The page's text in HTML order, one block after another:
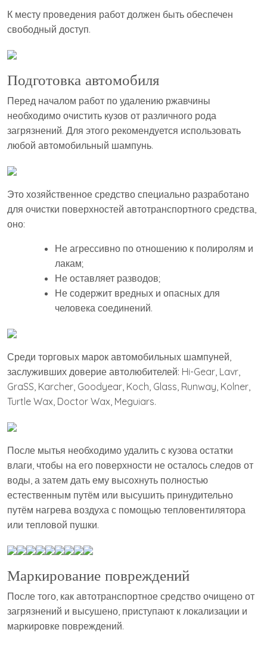
К месту проведения работ должен быть обеспечен
свободный доступ.
Подготовка автомобиля
Перед началом работ по удалению ржавчины
необходимо очистить кузов от различного рода
загрязнений. Для этого рекомендуется использовать
любой автомобильный шампунь.
Это хозяйственное средство специально разработано
для очистки поверхностей автотранспортного средства,
оно:
Не агрессивно по отношению к полиролям и
лакам;
Не оставляет разводов;
Не содержит вредных и опасных для
человека соединений.
Среди торговых марок автомобильных шампуней,
заслуживших доверие автолюбителей: Hi-Gear, Lavr,
GraSS, Karcher, Goodyear, Koch, Glass, Runway, Kolner,
Turtle Wax, Doctor Wax, Meguiars.
После мытья необходимо удалить с кузова остатки
влаги, чтобы на его поверхности не осталось следов от
воды, а затем дать ему высохнуть полностью
естественным путём или высушить принудительно
путём нагрева воздуха с помощью тепловентилятора
или тепловой пушки.
Маркирование повреждений
После того, как автотранспортное средство очищено от
загрязнений и высушено, приступают к локализации и
маркировке повреждений.